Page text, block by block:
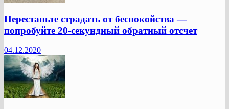
Перестаньте страдать от беспокойства —
попробуйте 20-секундный обратный отсчет
04.12.2020